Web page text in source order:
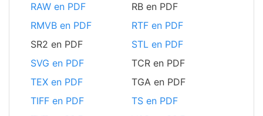
RAW en PDF
RB en PDF
RMVB en PDF
RTF en PDF
SR2 en PDF
STL en PDF
SVG en PDF
TCR en PDF
TEX en PDF
TGA en PDF
TIFF en PDF
TS en PDF